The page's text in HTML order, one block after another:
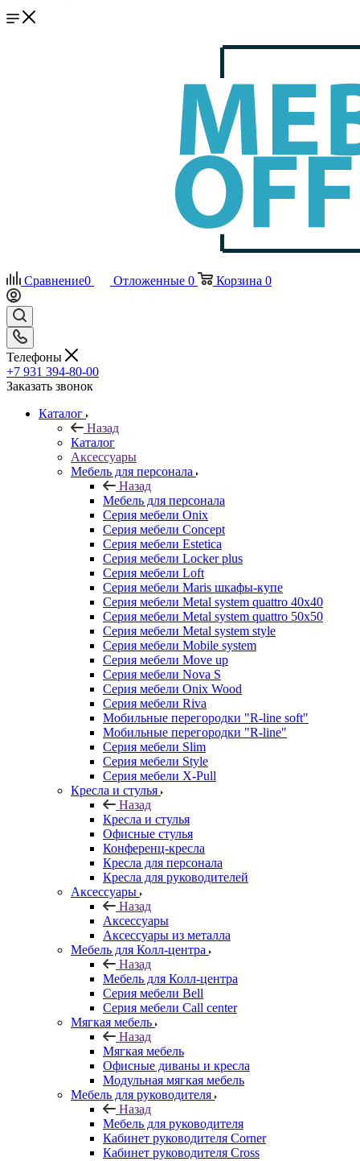
Сравнение0 Отложенные 0 Корзина 0
Телефоны
+7 931 394-80-00
Заказать звонок
Каталог
Назад
Каталог
Аксессуары
Мебель для персонала
Назад
Мебель для персонала
Серия мебели Onix
Серия мебели Concept
Серия мебели Estetica
Серия мебели Locker plus
Серия мебели Loft
Серия мебели Maris шкафы-купе
Серия мебели Metal system quattro 40x40
Серия мебели Metal system quattro 50x50
Серия мебели Metal system style
Серия мебели Mobile system
Серия мебели Move up
Серия мебели Nova S
Серия мебели Onix Wood
Серия мебели Riva
Мобильные перегородки "R-line soft"
Мобильные перегородки "R-line"
Серия мебели Slim
Серия мебели Style
Серия мебели X-Pull
Кресла и стулья
Назад
Кресла и стулья
Офисные стулья
Конференц-кресла
Кресла для персонала
Кресла для руководителей
Аксессуары
Назад
Аксессуары
Аксессуары из металла
Мебель для Колл-центра
Назад
Мебель для Колл-центра
Серия мебели Bell
Серия мебели Call center
Мягкая мебель
Назад
Мягкая мебель
Офисные диваны и кресла
Модульная мягкая мебель
Мебель для руководителя
Назад
Мебель для руководителя
Кабинет руководителя Corner
Кабинет руководителя Cross